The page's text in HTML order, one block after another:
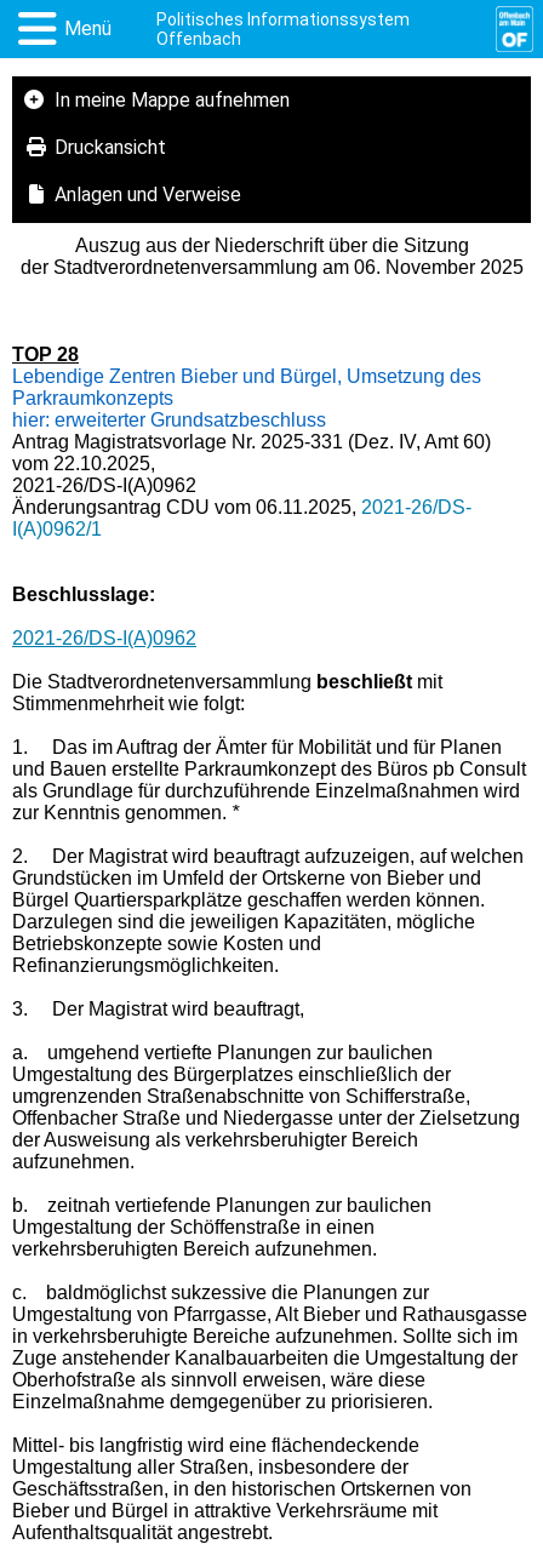
Menü
Politisches Informationssystem
Offenbach
In meine Mappe aufnehmen
Druckansicht
Anlagen und Verweise
Auszug aus der Niederschrift über die Sitzung
der Stadtverordnetenversammlung am 06. November 2025
TOP 28
Lebendige Zentren Bieber und Bürgel, Umsetzung des
Parkraumkonzepts
hier: erweiterter Grundsatzbeschluss
Antrag Magistratsvorlage Nr. 2025-331 (Dez. IV, Amt 60)
vom 22.10.2025,
2021-26/DS-I(A)0962
Änderungsantrag CDU vom 06.11.2025, 2021-26/DS-
I(A)0962/1
Beschlusslage:
2021-26/DS-I(A)0962
Die Stadtverordnetenversammlung beschließt mit
Stimmenmehrheit wie folgt:
1.
Das im Auftrag der Ämter für Mobilität und für Planen
und Bauen erstellte Parkraumkonzept des Büros pb Consult
als Grundlage für durchzuführende Einzelmaßnahmen wird
zur Kenntnis genommen. *
2.
Der Magistrat wird beauftragt aufzuzeigen, auf welchen
Grundstücken im Umfeld der Ortskerne von Bieber und
Bürgel Quartiersparkplätze geschaffen werden können.
Darzulegen sind die jeweiligen Kapazitäten, mögliche
Betriebskonzepte sowie Kosten und
Refinanzierungsmöglichkeiten.
3. Der Magistrat wird beauftragt,
a.
umgehend vertiefte Planungen zur baulichen
Umgestaltung des Bürgerplatzes einschließlich der
umgrenzenden Straßenabschnitte von Schifferstraße,
Offenbacher Straße und Niedergasse unter der Zielsetzung
der Ausweisung als verkehrsberuhigter Bereich
aufzunehmen.
b.
zeitnah vertiefende Planungen zur baulichen
Umgestaltung der Schöffenstraße in einen
verkehrsberuhigten Bereich aufzunehmen.
c.
baldmöglichst sukzessive die Planungen zur
Umgestaltung von Pfarrgasse, Alt Bieber und Rathausgasse
in verkehrsberuhigte Bereiche aufzunehmen. Sollte sich im
Zuge anstehender Kanalbauarbeiten die Umgestaltung der
Oberhofstraße als sinnvoll erweisen, wäre diese
Einzelmaßnahme demgegenüber zu priorisieren.
Mittel- bis langfristig wird eine flächendeckende
Umgestaltung aller Straßen, insbesondere der
Geschäftsstraßen, in den historischen Ortskernen von
Bieber und Bürgel in attraktive Verkehrsräume mit
Aufenthaltsqualität angestrebt.